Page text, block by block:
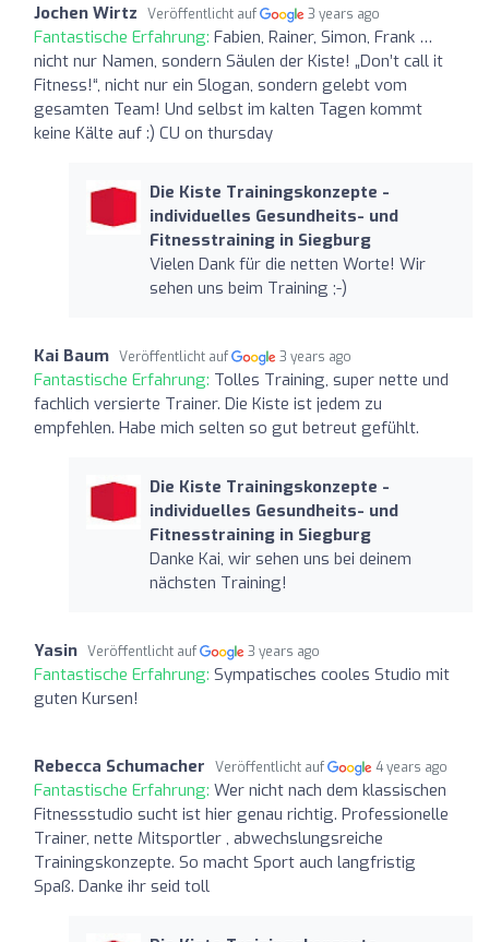
Jochen Wirtz Veröffentlicht auf 3 years ago
Fantastische Erfahrung: Fabien, Rainer, Simon, Frank …
nicht nur Namen, sondern Säulen der Kiste! „Don’t call it
Fitness!“, nicht nur ein Slogan, sondern gelebt vom
gesamten Team! Und selbst im kalten Tagen kommt
keine Kälte auf :) CU on thursday
Die Kiste Trainingskonzepte -
individuelles Gesundheits- und
Fitnesstraining in Siegburg
Vielen Dank für die netten Worte! Wir
sehen uns beim Training ;-)
Kai Baum Veröffentlicht auf 3 years ago
Fantastische Erfahrung: Tolles Training, super nette und
fachlich versierte Trainer. Die Kiste ist jedem zu
empfehlen. Habe mich selten so gut betreut gefühlt.
Die Kiste Trainingskonzepte -
individuelles Gesundheits- und
Fitnesstraining in Siegburg
Danke Kai, wir sehen uns bei deinem
nächsten Training!
Yasin Veröffentlicht auf 3 years ago
Fantastische Erfahrung: Sympatisches cooles Studio mit
guten Kursen!
Rebecca Schumacher Veröffentlicht auf 4 years ago
Fantastische Erfahrung: Wer nicht nach dem klassischen
Fitnessstudio sucht ist hier genau richtig. Professionelle
Trainer, nette Mitsportler , abwechslungsreiche
Trainingskonzepte. So macht Sport auch langfristig
Spaß. Danke ihr seid toll